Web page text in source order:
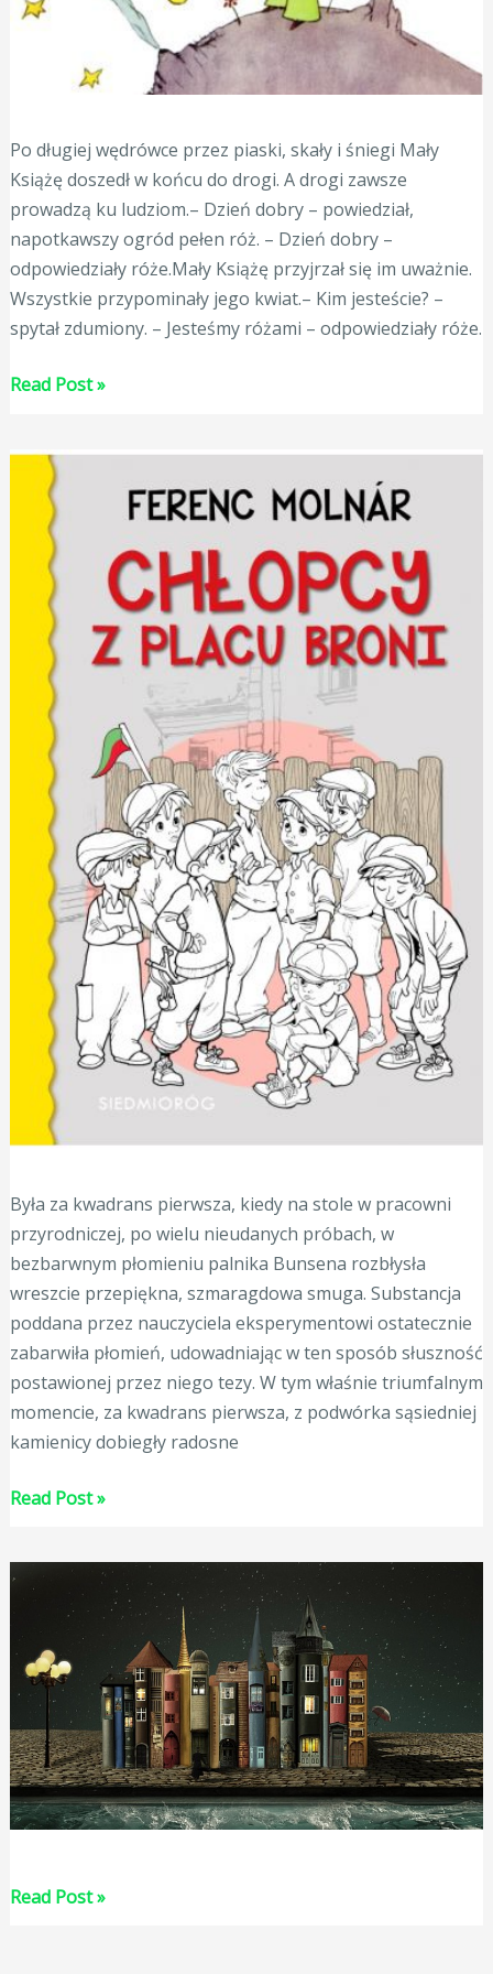
Po długiej wędrówce przez piaski, skały i śniegi Mały
Książę doszedł w końcu do drogi. A drogi zawsze
prowadzą ku ludziom.– Dzień dobry – powiedział,
napotkawszy ogród pełen róż. – Dzień dobry –
odpowiedziały róże.Mały Książę przyjrzał się im uważnie.
Wszystkie przypominały jego kwiat.– Kim jesteście? –
spytał zdumiony. – Jesteśmy różami – odpowiedziały róże.
Mały
Antoine
Saint-
Exupery
Read Post »
Była za kwadrans pierwsza, kiedy na stole w pracowni
przyrodniczej, po wielu nieudanych próbach, w
bezbarwnym płomieniu palnika Bunsena rozbłysła
wreszcie przepiękna, szmaragdowa smuga. Substancja
poddana przez nauczyciela eksperymentowi ostatecznie
zabarwiła płomień, udowadniając w ten sposób słuszność
postawionej przez niego tezy. W tym właśnie triumfalnym
momencie, za kwadrans pierwsza, z podwórka sąsiedniej
kamienicy dobiegły radosne
Chłopcy
Placu
Broni
Ferenc
Molnar
Read Post »
REDAKCJA
Read Post »